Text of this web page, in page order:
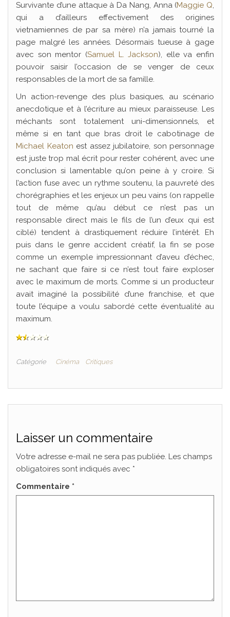
Survivante d’une attaque à Da Nang, Anna (Maggie Q,
qui a d’ailleurs effectivement des origines
vietnamiennes de par sa mère) n’a jamais tourné la
page malgré les années. Désormais tueuse à gage
avec son mentor (Samuel L. Jackson), elle va enfin
pouvoir saisir l’occasion de se venger de ceux
responsables de la mort de sa famille.
Un action-revenge des plus basiques, au scénario
anecdotique et à l’écriture au mieux paraisseuse. Les
méchants sont totalement uni-dimensionnels, et
même si en tant que bras droit le cabotinage de
Michael Keaton est assez jubilatoire, son personnage
est juste trop mal écrit pour rester cohérent, avec une
conclusion si lamentable qu’on peine à y croire. Si
l’action fuse avec un rythme soutenu, la pauvreté des
chorégraphies et les enjeux un peu vains (on rappelle
tout de même qu’au début ce n’est pas un
responsable direct mais le fils de l’un d’eux qui est
ciblé) tendent à drastiquement réduire l’intérêt. Eh
puis dans le genre accident créatif, la fin se pose
comme un exemple impressionnant d’aveu d’échec,
ne sachant que faire si ce n’est tout faire exploser
avec le maximum de morts. Comme si un producteur
avait imaginé la possibilité d’une franchise, et que
toute l’équipe a voulu sabordé cette éventualité au
maximum.
Catégorie Cinéma Critiques
Laisser un commentaire
Votre adresse e-mail ne sera pas publiée. Les champs
obligatoires sont indiqués avec *
Commentaire *